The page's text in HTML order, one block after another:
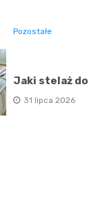
Pozostałe
Jaki stelaż do
31 lipca 2026